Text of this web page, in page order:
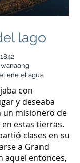
lago
el agua
con
y deseaba
un misionero de
estas tierras.
clases en su
a Grand
aquel entonces,